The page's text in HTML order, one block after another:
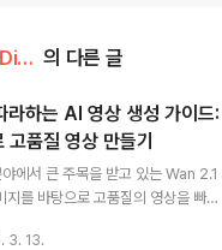
[TIP] Stable Diffusion/ComfyUI 의 다른 글
라하는 AI 영상 생성 가이드:
품질 영상 만들기
에서 큰 주목을 받고 있는 Wan 2.1
지를 바탕으로 고품질의 영상을 빠르
Windows 환경에서 ComfyUI, S
3. 13.